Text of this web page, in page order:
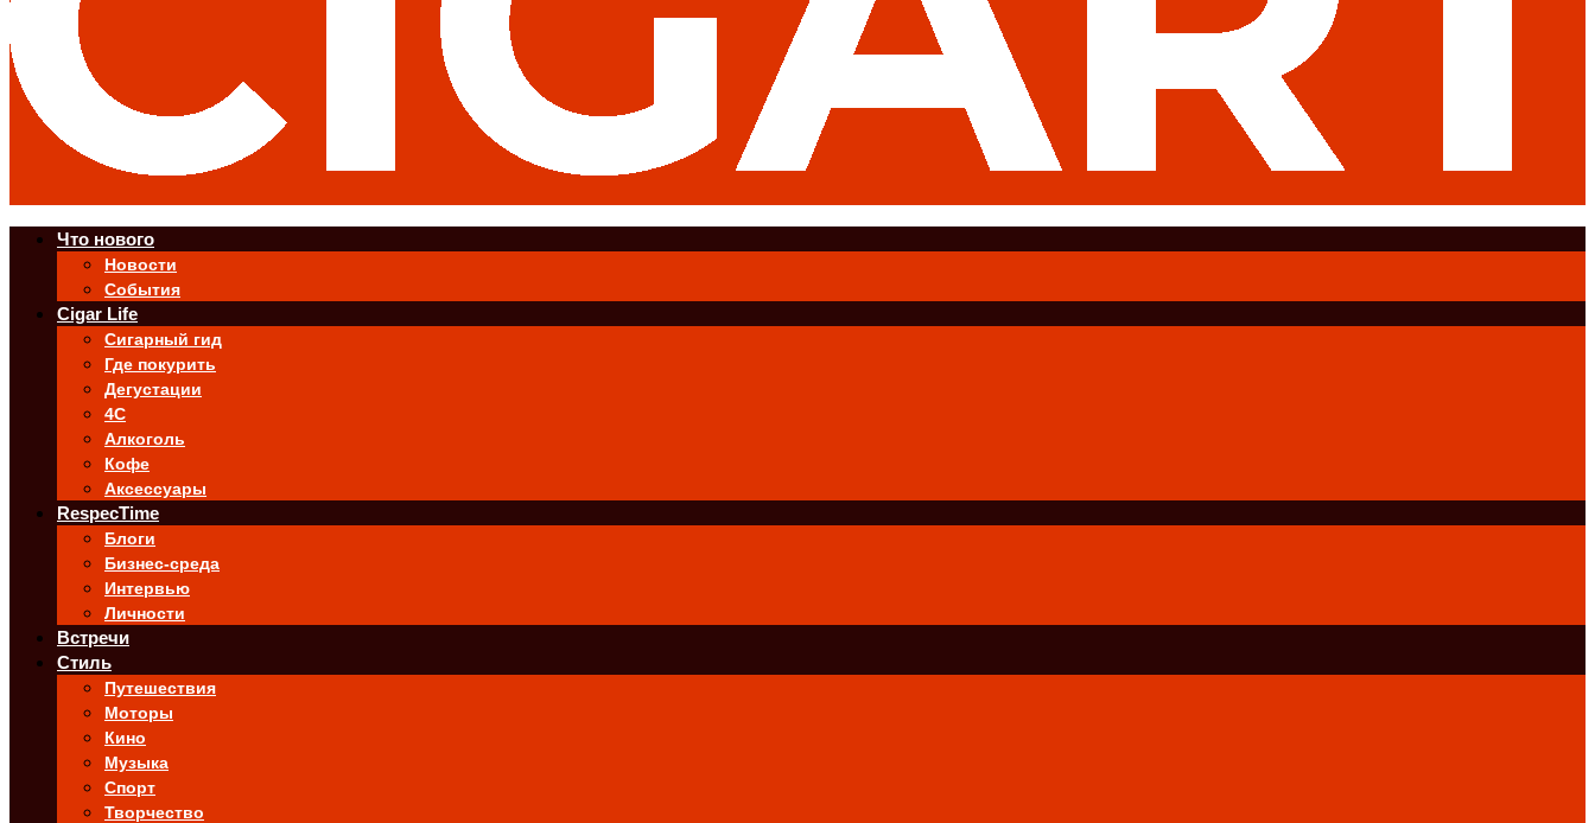
Что нового
Новости
События
Cigar Life
Сигарный гид
Где покурить
Дегустации
4C
Алкоголь
Кофе
Аксессуары
RespecTime
Блоги
Бизнес-среда
Интервью
Личности
Встречи
Стиль
Путешествия
Моторы
Кино
Музыка
Спорт
Творчество